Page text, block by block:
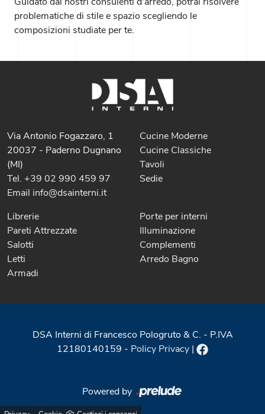
problematiche di stile e spazio scegliendo le
composizioni studiate per te.
Via Antonio Fogazzaro, 1
20037 - Paderno Dugnano
(MI)
Tel. +39 02 990 459 97
Email info@dsainterni.it
Cucine Moderne
Cucine Classiche
Tavoli
Sedie
Librerie
Pareti Attrezzate
Salotti
Letti
Armadi
Porte per interni
Illuminazione
Complementi
Arredo Bagno
DSA Interni di Francesco Pologruto & C. - P.IVA
12180140159 - Policy Privacy |
Powered by